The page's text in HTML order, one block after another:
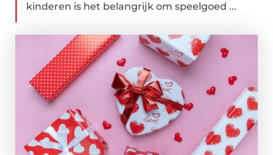
kinderen is het belangrijk om speelgoed ...